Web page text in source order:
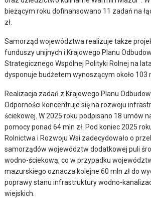
bieżącym roku dofinansowano 11 zadań na
zł.
Samorząd województwa realizuje także
funduszy unijnych i Krajowego Planu
Strategicznego Wspólnej Polityki Rolnej na
dysponuje budżetem wynoszącym około 103
Realizacja zadań z Krajowego Planu
Odporności koncentruje się na rozwoju
ściekowej. W 2025 roku podpisano 18 umów
pomocy ponad 64 mln zł. Pod koniec 2025
Rolnictwa i Rozwoju Wsi zadecydowało o
samorządów województw dodatkowej puli
wodno-ściekową, co w przypadku
mazurskiego oznacza kolejne 60 mln zł do
poprawy stanu infrastruktury wodno-
wiejskich.